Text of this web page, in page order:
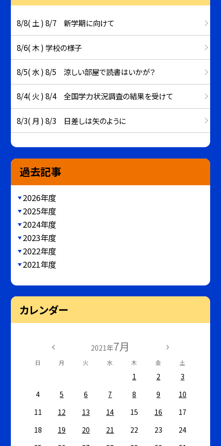
8/8( 土 ) 8/7 新学期に向けて
8/6( 木 ) 学校の様子
8/5( 水 ) 8/5 涼しい部屋で読書はいかが？
8/4( 火 ) 8/4 全国学力状況調査の結果を受けて
8/3( 月 ) 8/3 日差しは矢のように
過去記事
2026年度
2025年度
2024年度
2023年度
2022年度
2021年度
カレンダー
2021年7月
日 月 火 水 木 金 土
1 2
3
4
5 6 7 8 9
10
11
12 13 14 15 16
17
18
19 20 21 22 23
24